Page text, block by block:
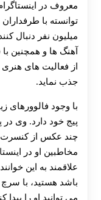
معروف در
میلیون نفر دنبال
آهنگ ها و همچنین با
از فعالیت های
جذب نماید.
با وجود فالوورهای
پیج خود دارد. وی
چند عکس از کنسرت
مخاطبین او در
علاقمند به این
می توانید او را پیدا